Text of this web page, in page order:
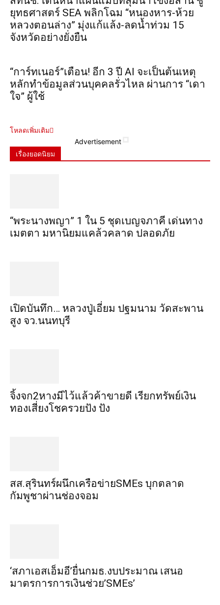
ยุทธศาสตร์ SEA พลิกโฉม “หนองหาร-ห้วย
หลวงตอนล่าง” มุ่งแก้แล้ง-ลดน้ำท่วม 15
จังหวัดอย่างยั่งยืน
“การ์ทเนอร์”เตือน! อีก 3 ปี AI จะเป็นต้นเหตุ
หลักทำข้อมูลส่วนบุคคลรั่วไหล ผ่านการ “เดา
ใจ” ผู้ใช้
โหลดเพิ่มเติม
Advertisement
เรื่องยอดนิยม
“พระ​นาง​พญา” 1 ใน 5​ ชุดเบญจ​ภาคี​ เด่นทาง
เมตตา​ มหา​นิยม​แคล้วคลาด​ ปลอดภัย​
เปิดบันทึก… หลวงปู่เอี่ยม ​ปฐม​นาม​ วัดสะพาน
สูง​ จว.นนทบุรี
จิ้งจก​2​หาง​มีไว้แล้ว​ค้าขาย​ดี​ เรียก​ทรัพย์เงิน
ทอง​เสี่ยงโชค​รวยปัง​ ปัง​
สส.สุรินทร์ผนึกเครือข่ายSMEs บุกตลาด
กัมพูชาผ่านช่องจอม
‘สภาเอสเอ็มอี’ยื่นกมธ.งบประมาณ เสนอ
มาตรการการเงินช่วย’SMEs’